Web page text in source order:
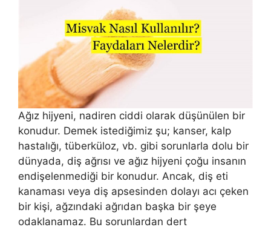
Ağız hijyeni, nadiren ciddi olarak düşünülen bir
konudur. Demek istediğimiz şu; kanser, kalp
hastalığı, tüberküloz, vb. gibi sorunlarla dolu bir
dünyada, diş ağrısı ve ağız hijyeni çoğu insanın
endişelenmediği bir konudur. Ancak, diş eti
kanaması veya diş apsesinden dolayı acı çeken
bir kişi, ağzındaki ağrıdan başka bir şeye
odaklanamaz. Bu sorunlardan dert